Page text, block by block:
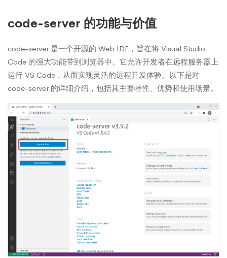
code-server 的功能与价值
code-server 是一个开源的 Web IDE，旨在将 Visual Studio
Code 的强大功能带到浏览器中。它允许开发者在远程服务器上
运行 VS Code，从而实现灵活的远程开发体验。以下是对
code-server 的详细介绍，包括其主要特性、优势和使用场景。